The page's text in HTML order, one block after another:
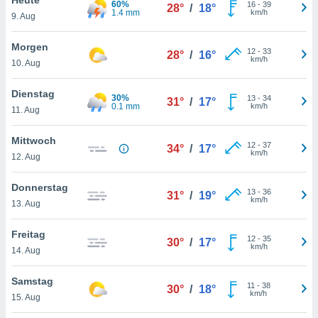
oder
Partner
es uns
das
der
Profil zu
Ihnen
finden
. Sie
jederzeit
Rand
9. Aug
60%
1.4 mm
28° / 18° 16- 39
km/h
Morgen
10. Aug
28° / 16° 12- 33
km/h
Dienstag
11. Aug
30%
0.1 mm
31° / 17° 13- 34
km/h
Mittwoch
12. Aug
34° / 17° 12- 37
km/h
Donnerstag
13. Aug
31° / 19° 13- 36
km/h
Freitag
14. Aug
30° / 17° 12- 35
km/h
Samstag
15. Aug
30° / 18° 11 - 38
km/h